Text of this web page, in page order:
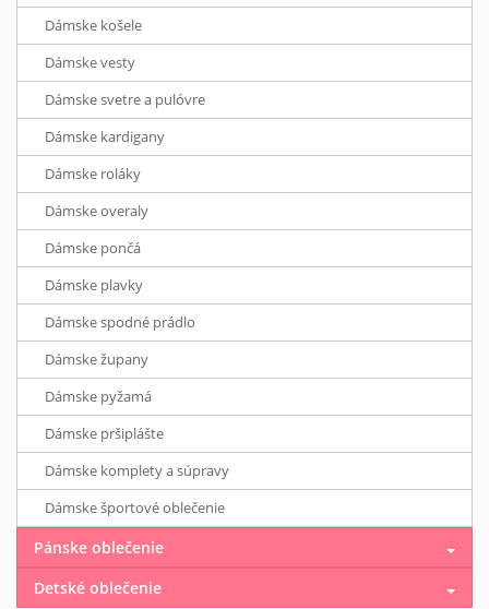
Dámske košele
Dámske vesty
Dámske svetre a pulóvre
Dámske kardigany
Dámske roláky
Dámske overaly
Dámske pončá
Dámske plavky
Dámske spodné prádlo
Dámske župany
Dámske pyžamá
Dámske pršiplášte
Dámske komplety a súpravy
Dámske športové oblečenie
Pánske oblečenie
Detské oblečenie